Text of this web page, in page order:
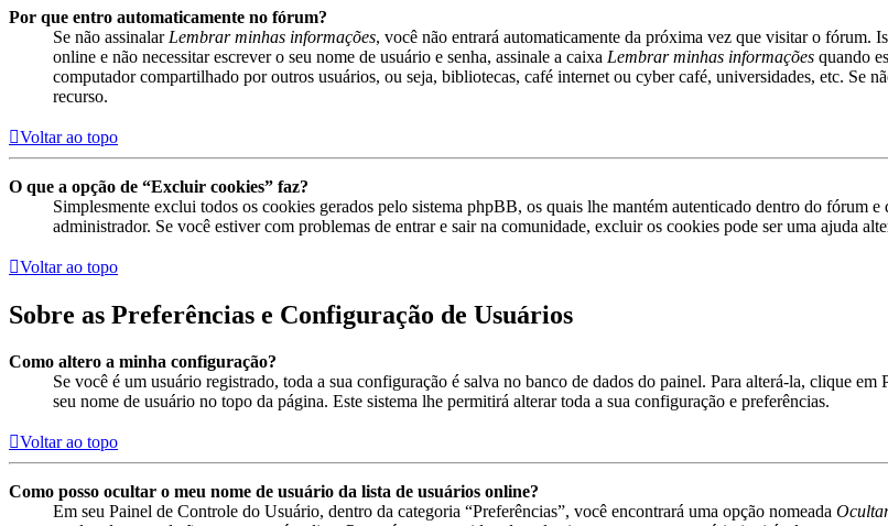
Por que entro automaticamente no fórum?
Se não assinalar Lembrar minhas informações, você não entrará automaticamente da próxima vez que visitar o fórum.
online e não necessitar escrever o seu nome de usuário e senha, assinale a caixa Lembrar minhas informações quando
computador compartilhado por outros usuários, ou seja, bibliotecas, café internet ou cyber café, universidades, etc. Se
recurso.
Voltar ao topo
O que a opção de “Excluir cookies” faz?
Simplesmente exclui todos os cookies gerados pelo sistema phpBB, os quais lhe mantém autenticado dentro do fórum
administrador. Se você estiver com problemas de entrar e sair na comunidade, excluir os cookies pode ser uma ajuda
Voltar ao topo
Sobre as Preferências e Configuração de Usuários
Como altero a minha configuração?
Se você é um usuário registrado, toda a sua configuração é salva no banco de dados do painel. Para alterá-la, clique
seu nome de usuário no topo da página. Este sistema lhe permitirá alterar toda a sua configuração e preferências.
Voltar ao topo
Como posso ocultar o meu nome de usuário da lista de usuários online?
Em seu Painel de Controle do Usuário, dentro da categoria “Preferências”, você encontrará uma opção nomeada